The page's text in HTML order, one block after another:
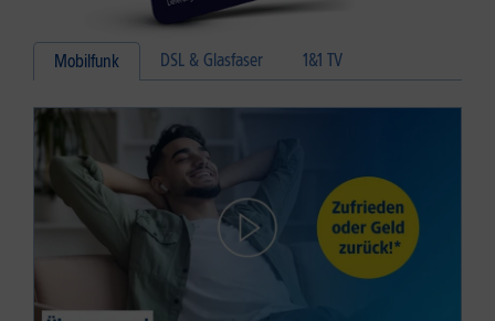
Mobilfunk DSL & Glasfaser 1&1 TV